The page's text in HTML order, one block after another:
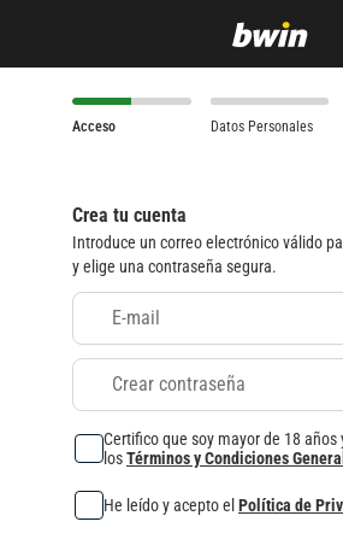
Acceso Datos Personales
Crea tu cuenta
Introduce un correo electrónico válido
y elige una contraseña segura.
E-mail
Crear contraseña
Certifico que soy mayor de 18 años
losTérminos y Condiciones
He leído y acepto el Política de